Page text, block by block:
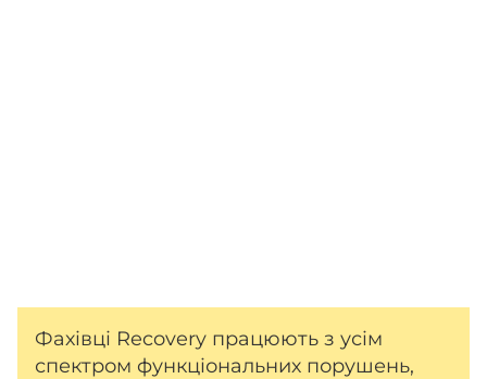
Фахівці Recovery працюють з усім
спектром функціональних порушень,